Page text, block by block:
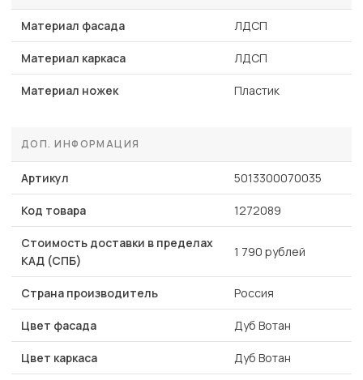
Материал фасада ЛДСП
Материал каркаса ЛДСП
Материал ножек Пластик
ДОП. ИНФОРМАЦИЯ
Артикул 5013300070035
Код товара 1272089
Стоимость доставки в пределах
КАД (СПБ)
1 790 рублей
Страна производитель Россия
Цвет фасада Дуб Вотан
Цвет каркаса Дуб Вотан